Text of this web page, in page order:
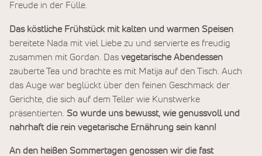
Freude in der Fülle.
Das köstliche Frühstück mit kalten und warmen Speisen
bereitete Nada mit viel Liebe zu und servierte es freudig
zusammen mit Gordan. Das vegetarische Abendessen
zauberte Tea und brachte es mit Matija auf den Tisch. Auch
das Auge war beglückt über den feinen Geschmack der
Gerichte, die sich auf dem Teller wie Kunstwerke
präsentierten. So wurde uns bewusst, wie genussvoll und
nahrhaft die rein vegetarische Ernährung sein kann!
An den heißen Sommertagen genossen wir die fast